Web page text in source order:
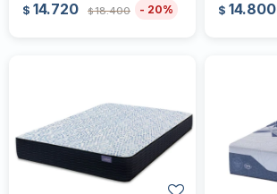
$ 14.720 $18.400 20 $ 14.800